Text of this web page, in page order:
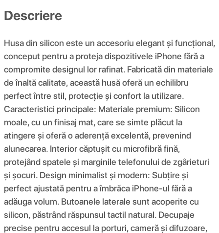
Descriere
Husa din silicon este un accesoriu elegant și funcțional,
conceput pentru a proteja dispozitivele iPhone fără a
compromite designul lor rafinat. Fabricată din materiale
de înaltă calitate, această husă oferă un echilibru
perfect între stil, protecție și confort la utilizare.
Caracteristici principale: Materiale premium: Silicon
moale, cu un finisaj mat, care se simte plăcut la
atingere și oferă o aderență excelentă, prevenind
alunecarea. Interior căptușit cu microfibră fină,
protejând spatele și marginile telefonului de zgârieturi
și șocuri. Design minimalist și modern: Subțire și
perfect ajustată pentru a îmbrăca iPhone-ul fără a
adăuga volum. Butoanele laterale sunt acoperite cu
silicon, păstrând răspunsul tactil natural. Decupaje
precise pentru accesul la porturi, cameră și difuzoare,